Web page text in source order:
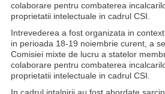
colaborare pentru combaterea
proprietatii intelectuale in cadrul CSI.
Intrevederea a fost organizata in
in perioada 18-19 noiembrie curent, a
Comisiei mixte de lucru a statelor
colaborare pentru combaterea
proprietatii intelectuale in cadrul CSI.